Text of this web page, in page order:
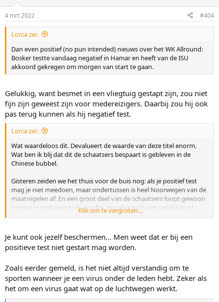
s
:
4 mrt 2022 #404
Lorca zei:
Dan even positief (no pun intended) nieuws over het WK Allround:
Bosker testte vandaag negatief in Hamar en heeft van de ISU
akkoord gekregen om morgen van start te gaan.
Gelukkig, want besmet in een vliegtuig gestapt zijn, zou niet
fijn zijn geweest zijn voor medereizigers. Daarbij zou hij ook
pas terug kunnen als hij negatief test.
Lorca zei:
Wat waardeloos dit. Devalueert de waarde van deze titel enorm.
Wat ben ik blij dat dit de schaatsers bespaart is gebleven in de
Chinese bubbel.
Gisteren zeiden we het thuis voor de buis nog: als je positief test
mag je niet meedoen, maar ondertussen is heel Noorwegen van de
maatregelen af. En een groot deel van de schaatsers loopt gewoon
zonder mondkapje in de rondte, terwijl je toch wel redelijk kunt
spreken van een uitbraak onder de schaatsers. Zie dan maar eens
Klik om te vergroten...
Je kunt ook jezelf beschermen... Men weet dat er bij een
positieve test niet gestart mag worden.
Zoals eerder gemeld, is het niet altijd verstandig om te
sporten wanneer je een virus onder de leden hebt. Zeker als
het om een virus gaat wat op de luchtwegen werkt.